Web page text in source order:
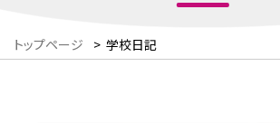
トップページ > 学校日記